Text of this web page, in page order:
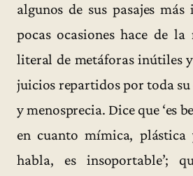
algunos de sus pasajes
pocas ocasiones hace de
literal de metáforas inútiles
juicios repartidos por toda
y menosprecia. Dice que ‘es
en cuanto mímica, plástica
habla, es insoportable’;